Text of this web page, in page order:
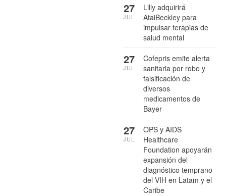
Lilly adquirirá
AtaiBeckley para
impulsar terapias de
salud mental
27
JUL
Cofepris emite alerta
sanitaria por robo y
falsificación de
diversos
medicamentos de
Bayer
27
JUL
OPS y AIDS
Healthcare
Foundation apoyarán
expansión del
diagnóstico temprano
del VIH en Latam y el
Caribe
27
JUL